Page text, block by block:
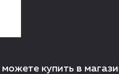
купить в